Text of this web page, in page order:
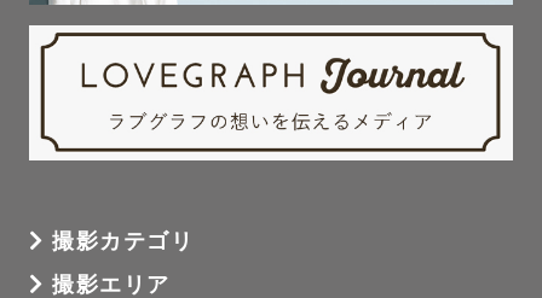
💛こんにちは☀️　いただいたお写真、拝見しました。ど
て、嬉しいです！✨遠方のじぃじ、ばぁばも「ええ写真や
がら公園を走り回っていました😆本当に、素敵な時間と思
撮影カテゴリ
撮影エリア